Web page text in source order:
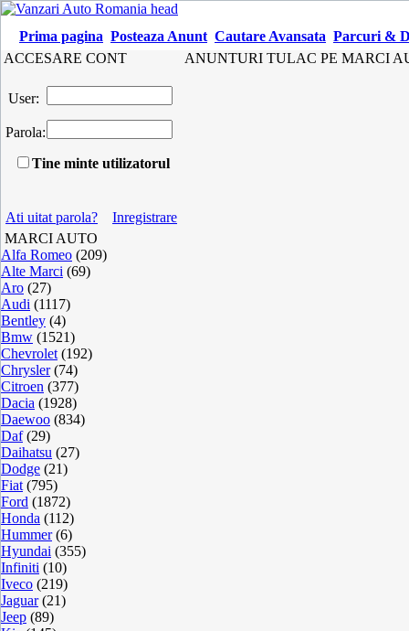
Prima pagina Posteaza Anunt Cautare Avansata Parcuri &
ACCESARE CONT
User:
Parola:
Tine minte utilizatorul
Ati uitat parola?
Inregistrare
MARCI AUTO
Alfa Romeo (209)
Alte Marci (69)
Aro (27)
Audi (1117)
Bentley (4)
Bmw (1521)
Chevrolet (192)
Chrysler(74)
Citroen (377)
Dacia (1928)
Daewoo (834)
Daf(29)
Daihatsu (27)
Dodge (21)
Fiat (795)
Ford (1872)
Honda (112)
Hummer(6)
Hyundai (355)
Infiniti (10)
Iveco (219)
Jaguar(21)
Jeep (89)
ANUNTURI TULAC PE MARCI